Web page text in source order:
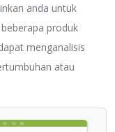
anda untuk
produk
menganalisis
atau